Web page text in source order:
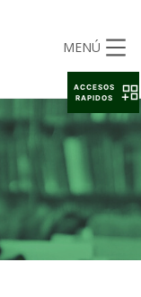
MENÚ
ACCESOS
RAPIDOS